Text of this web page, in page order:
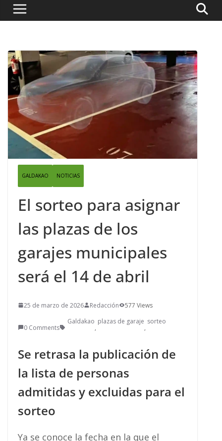
GALDAKAO NOTICIAS
El sorteo para asignar
las plazas de los
garajes municipales
será el 14 de abril
25 de marzo de 2026 Redacción 577 Views
0 Comments
Galdakao
,
plazas de garaje
,
sorteo
Se retrasa la publicación de
la lista de personas
admitidas y excluidas para el
sorteo
Ya se conoce la fecha en la que el